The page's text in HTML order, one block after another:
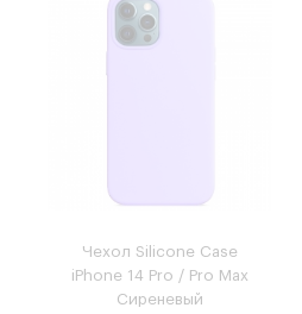
Чехол Silicone Case
iPhone 14 Pro / Pro Max
Сиреневый